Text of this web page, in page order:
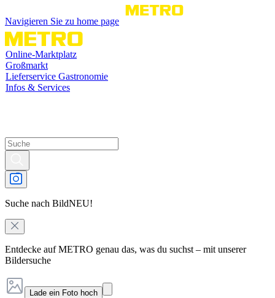
Navigieren Sie zu home page
Online-Marktplatz
Großmarkt
Lieferservice Gastronomie
Infos & Services
Suche nach BildNEU!
Entdecke auf METRO genau das, was du suchst – mit unserer
Bildersuche
Lade ein Foto hoch